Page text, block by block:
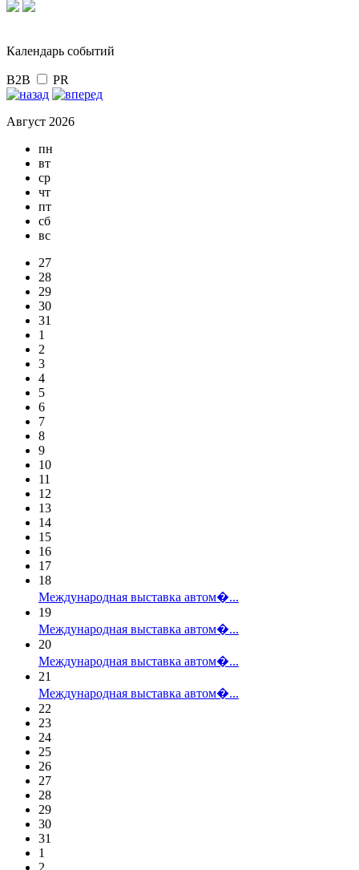
Календарь событий
B2B PR
Август 2026
пн
вт
ср
чт
пт
сб
вс
27
28
29
30
31
1
2
3
4
5
6
7
8
9
10
11
12
13
14
15
16
17
18
Международная выставка автом�...
19
Международная выставка автом�...
20
Международная выставка автом�...
21
Международная выставка автом�...
22
23
24
25
26
27
28
29
30
31
1
2